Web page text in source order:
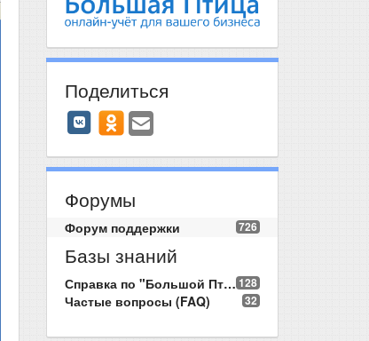
Поделиться
Форумы
726
Форум поддержки
Базы знаний
128
Справка по "Большой Птице"
32
Частые вопросы (FAQ)